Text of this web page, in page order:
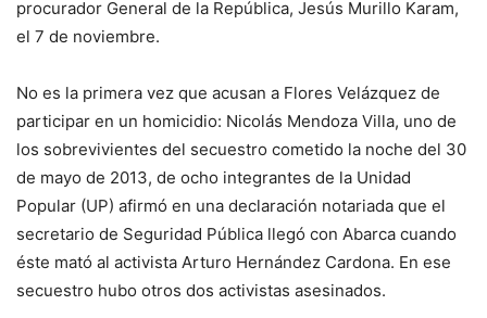
procurador General de la República, Jesús Murillo Karam,
el 7 de noviembre.
No es la primera vez que acusan a Flores Velázquez de
participar en un homicidio: Nicolás Mendoza Villa, uno de
los sobrevivientes del secuestro cometido la noche del 30
de mayo de 2013, de ocho integrantes de la Unidad
Popular (UP) afirmó en una declaración notariada que el
secretario de Seguridad Pública llegó con Abarca cuando
éste mató al activista Arturo Hernández Cardona. En ese
secuestro hubo otros dos activistas asesinados.